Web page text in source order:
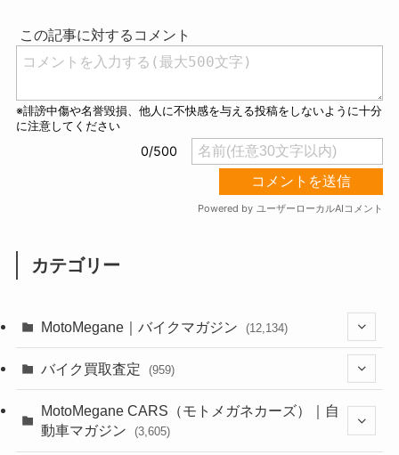
カテゴリー
MotoMegane｜バイクマガジン (12,134)
(44)
バイク買取査定 (959)
(352)
MotoMegane CARS（モトメガネカーズ）｜自
動車マガジン
(3,605)